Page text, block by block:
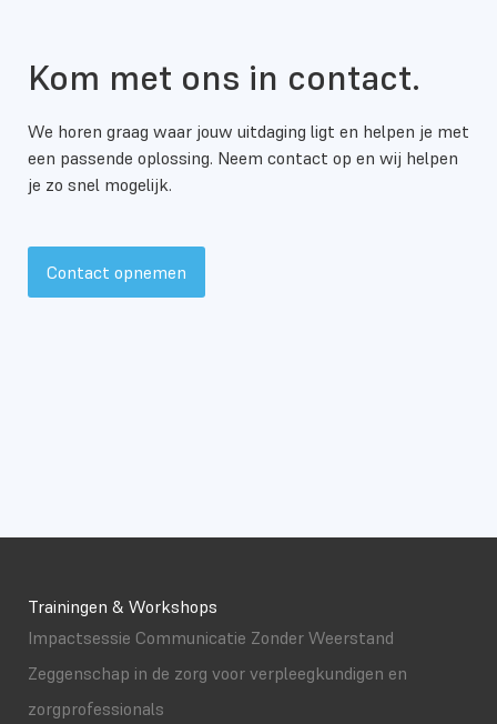
Kom met ons in contact.
We horen graag waar jouw uitdaging ligt en helpen je met
een passende oplossing. Neem contact op en wij helpen
je zo snel mogelijk.
Contact opnemen
Trainingen & Workshops
Impactsessie Communicatie Zonder Weerstand
Zeggenschap in de zorg voor verpleegkundigen en
zorgprofessionals